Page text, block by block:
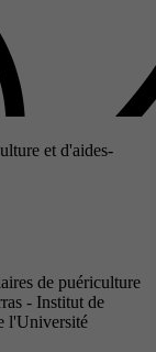
et d'aides-
de puériculture
- Institut de
l'Université